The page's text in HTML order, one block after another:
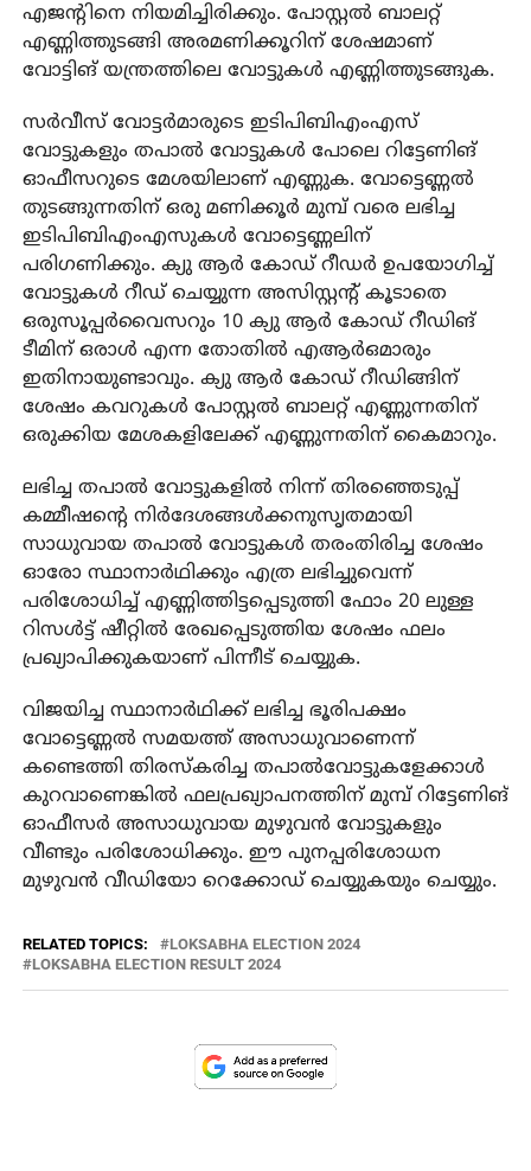
എജന്റിനെ നിയമിച്ചിരിക്കും. പോസ്റ്റൽ ബാലറ്റ്
എണ്ണിത്തുടങ്ങി അരമണിക്കൂറിന് ശേഷമാണ്
വോട്ടിങ് യന്ത്രത്തിലെ വോട്ടുകൾ എണ്ണിത്തുടങ്ങുക.
സർവീസ് വോട്ടർമാരുടെ ഇടിപിബിഎംഎസ്
വോട്ടുകളും തപാൽ വോട്ടുകൾ പോലെ റിട്ടേണിങ്
ഓഫീസറുടെ മേശയിലാണ് എണ്ണുക. വോട്ടെണ്ണൽ
തുടങ്ങുന്നതിന് ഒരു മണിക്കൂർ മുമ്പ് വരെ ലഭിച്ച
ഇടിപിബിഎംഎസുകൾ വോട്ടെണ്ണലിന്
പരിഗണിക്കും. ക്യു ആർ കോഡ് റീഡർ ഉപയോഗിച്ച്
വോട്ടുകൾ റീഡ് ചെയ്യുന്ന അസിസ്റ്റന്റ് കൂടാതെ
ഒരുസൂപ്പർവൈസറും 10 ക്യു ആർ കോഡ് റീഡിങ്
ടീമിന് ഒരാൾ എന്ന തോതിൽ എആർഒമാരും
ഇതിനായുണ്ടാവും. ക്യു ആർ കോഡ് റീഡിങ്ങിന്
ശേഷം കവറുകൾ പോസ്റ്റൽ ബാലറ്റ് എണ്ണുന്നതിന്
ഒരുക്കിയ മേശകളിലേക്ക് എണ്ണുന്നതിന് കൈമാറും.
ലഭിച്ച തപാൽ വോട്ടുകളിൽ നിന്ന് തിരഞ്ഞെടുപ്പ്
കമ്മീഷന്റെ നിർദേശങ്ങൾക്കനുസൃതമായി
സാധുവായ തപാൽ വോട്ടുകൾ തരംതിരിച്ച ശേഷം
ഓരോ സ്ഥാനാർഥിക്കും എത്ര ലഭിച്ചുവെന്ന്
പരിശോധിച്ച് എണ്ണിത്തിട്ടപ്പെടുത്തി ഫോം 20 ലുള്ള
റിസൾട്ട് ഷീറ്റിൽ രേഖപ്പെടുത്തിയ ശേഷം ഫലം
പ്രഖ്യാപിക്കുകയാണ് പിന്നീട് ചെയ്യുക.
വിജയിച്ച സ്ഥാനാർഥിക്ക് ലഭിച്ച ഭൂരിപക്ഷം
വോട്ടെണ്ണൽ സമയത്ത് അസാധുവാണെന്ന്
കണ്ടെത്തി തിരസ്‌കരിച്ച തപാൽവോട്ടുകളേക്കാൾ
കുറവാണെങ്കിൽ ഫലപ്രഖ്യാപനത്തിന് മുമ്പ് റിട്ടേണിങ്
ഓഫീസർ അസാധുവായ മുഴുവൻ വോട്ടുകളും
വീണ്ടും പരിശോധിക്കും. ഈ പുനപ്പരിശോധന
മുഴുവൻ വീഡിയോ റെക്കോഡ് ചെയ്യുകയും ചെയ്യും.
RELATED TOPICS:
LOKSABHA ELECTION 2024
LOKSABHA ELECTION RESULT 2024